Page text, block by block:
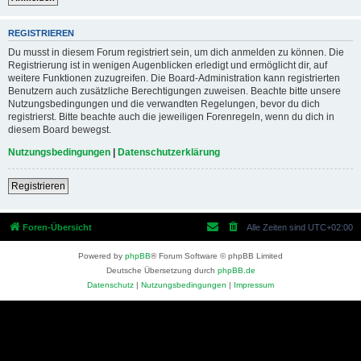
REGISTRIEREN
Du musst in diesem Forum registriert sein, um dich anmelden zu können. Die
Registrierung ist in wenigen Augenblicken erledigt und ermöglicht dir, auf
weitere Funktionen zuzugreifen. Die Board-Administration kann registrierten
Benutzern auch zusätzliche Berechtigungen zuweisen. Beachte bitte unsere
Nutzungsbedingungen und die verwandten Regelungen, bevor du dich
registrierst. Bitte beachte auch die jeweiligen Forenregeln, wenn du dich in
diesem Board bewegst.
Nutzungsbedingungen | Datenschutzerklärung
Registrieren
Foren-Übersicht Alle Zeiten sind UTC+02:00
Powered by phpBB® Forum Software © phpBB Limited
Deutsche Übersetzung durch phpBB.de
Datenschutz | Nutzungsbedingungen | Impressum